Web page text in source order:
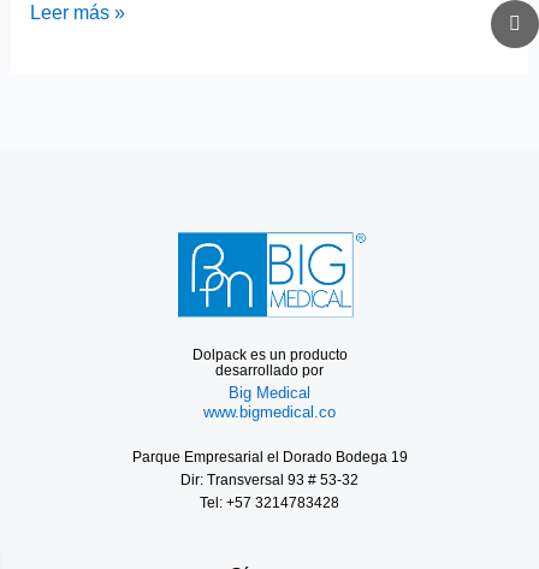
Leer más »
Dolpack es un producto
desarrollado por
Big Medical
www.bigmedical.co
Parque Empresarial el Dorado Bodega 19
Dir: Transversal 93 # 53-32
Tel: +57 3214783428